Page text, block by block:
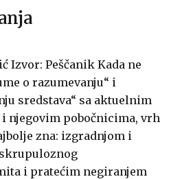
Izvor: Peščanik Kada ne
o razumevanju“ i
sredstava“ sa aktuelnim
njegovim pobočnicima, vrh
zna: izgradnjom i
i pratećim negiranjem